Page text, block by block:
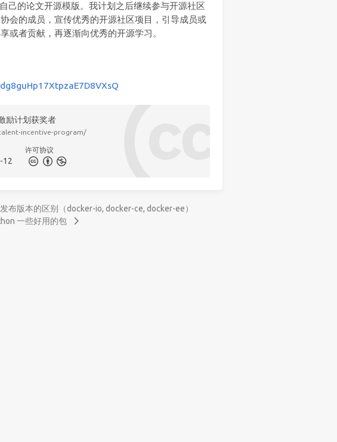
己的论文开源模版。我计划之后继续参与开源社区
会的成员，宣传优秀的开源社区项目，引导成员或
或者贡献，再逐渐向优秀的开源学习。
励计划获奖者
incentive-program/
12
许可协议
布版本的区别（docker-io, docker-ce, docker-ee）
一些好用的包